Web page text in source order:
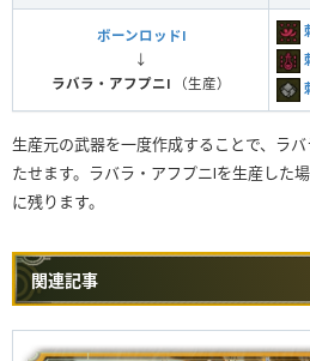
ボーンロッドⅠ
↓
ラバラ・アフプニⅠ（生産）
生産元の武器を一度作成することで、ラ
たせます。ラバラ・アフプニⅠを生産した
に残ります。
関連記事